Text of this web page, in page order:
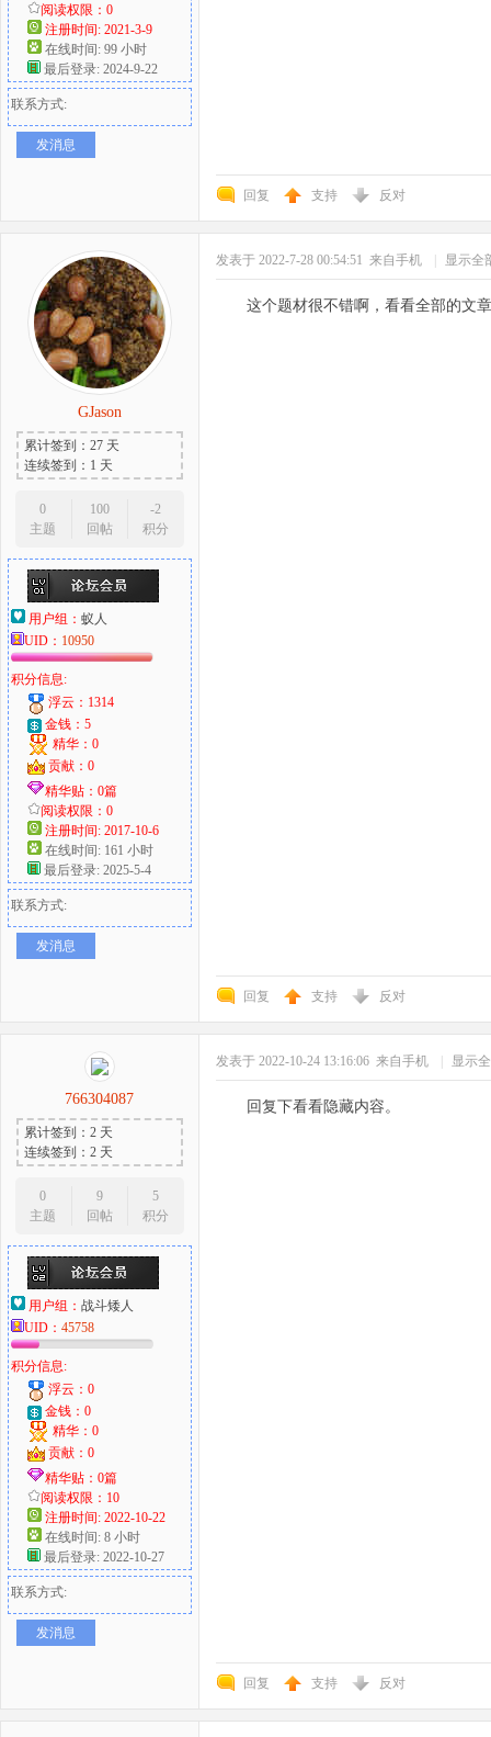
阅读权限：0
注册时间: 2021-3-9
在线时间: 99 小时
最后登录: 2024-9-22
联系方式:
发消息
回复 支持 反对
GJason
累计签到：27 天
连续签到：1 天
0
主题
100
回帖
-2
积分
用户组： 蚁人
UID： 10950
积分信息:
浮云：1314
金钱：5
精华：0
贡献：0
精华贴：0篇
阅读权限：0
注册时间: 2017-10-6
在线时间: 161 小时
最后登录: 2025-5-4
联系方式:
发消息
发表于 2022-7-28 00:54:51 来自手机 显示全
这个题材很不错啊，看看全部的文
回复 支持 反对
766304087
累计签到：2 天
连续签到：2 天
0
主题
9
回帖
5
积分
用户组： 战斗矮人
UID： 45758
积分信息:
浮云：0
金钱：0
精华：0
贡献：0
精华贴：0篇
阅读权限：10
注册时间: 2022-10-22
在线时间: 8 小时
最后登录: 2022-10-27
联系方式:
发消息
发表于 2022-10-24 13:16:06 来自手机 显示
回复下看看隐藏内容。
回复 支持 反对